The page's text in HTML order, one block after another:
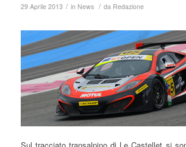
29 Aprile 2013 / in News / da Redazione